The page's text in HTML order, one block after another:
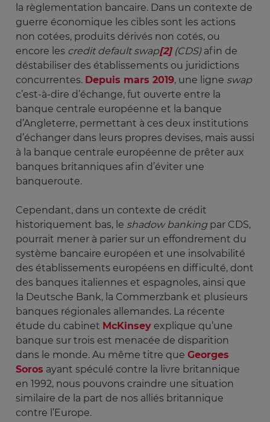
la règlementation bancaire. Dans un contexte de
guerre économique les cibles sont les actions
non cotées, produits dérivés non cotés, ou
encore les credit default swap[2] (CDS) afin de
déstabiliser des établissements ou juridictions
concurrentes. Depuis mars 2019, une ligne swap
c’est-à-dire d’échange, fut ouverte entre la
banque centrale européenne et la banque
d’Angleterre, permettant à ces deux institutions
d’échanger dans leurs propres devises, mais aussi
à la banque centrale européenne de prêter aux
banques britanniques afin d’éviter une
banqueroute.
Cependant, dans un contexte de crédit
historiquement bas, le shadow bankingpar CDS,
pourrait mener à parier sur un effondrement du
système bancaire européen et une insolvabilité
des établissements européens en difficulté, dont
des banques italiennes et espagnoles, ainsi que
la Deutsche Bank, la Commerzbank et plusieurs
banques régionales allemandes. La récente
étude du cabinet McKinsey explique qu’une
banque sur trois est menacée de disparition
dans le monde. Au même titre que Georges
Soros ayant spéculé contre la livre britannique
en 1992, nous pouvons craindre une situation
similaire de la part de nos alliés britannique
contre l’Europe.